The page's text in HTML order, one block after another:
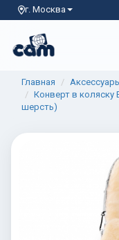
г. Москва
Главная
Конверт в коляску
шерсть)